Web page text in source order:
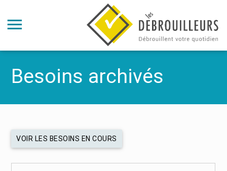
Besoins archivés
VOIR LES BESOINS EN COURS